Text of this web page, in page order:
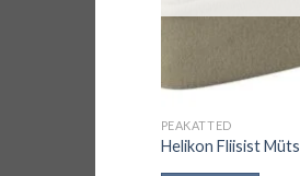
PEAKATTED
Helikon Fliisist Müts